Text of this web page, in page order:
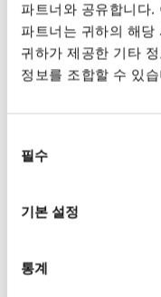
파트너와 공유합니다.
파트너는 귀하의 해
귀하가 제공한 기타
정보를 조합할 수 있
선택
필수
기본 설정
통계